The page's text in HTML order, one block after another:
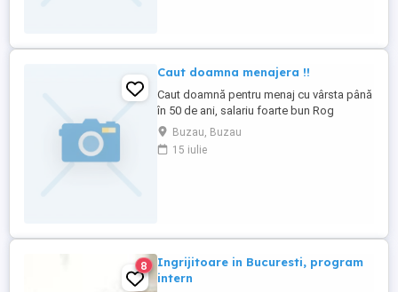
Caut doamna menajera !!
Caut doamnă pentru menaj cu vârsta până
în 50 de ani, salariu foarte bun Rog
seriozitate
Buzau, Buzau
15 iulie
8
Ingrijitoare in Bucuresti, program
intern